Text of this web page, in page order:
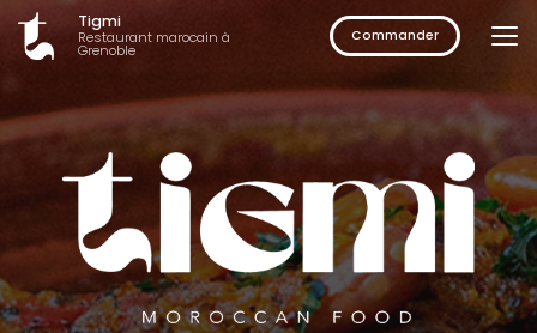
contenu
Tigmi
Restaurant marocain à
Grenoble
Commander